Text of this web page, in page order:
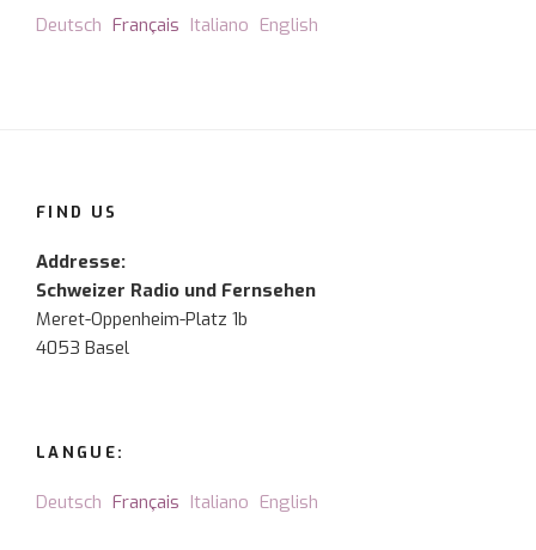
Deutsch Français Italiano English
FIND US
Addresse:
Schweizer Radio und Fernsehen
Meret-Oppenheim-Platz 1b
4053 Basel
LANGUE:
Deutsch Français Italiano English